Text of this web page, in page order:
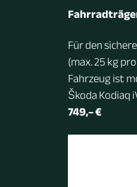
Für den
(max. 25 kg
Fahrzeug ist
Škoda Kodiaq
749,– €